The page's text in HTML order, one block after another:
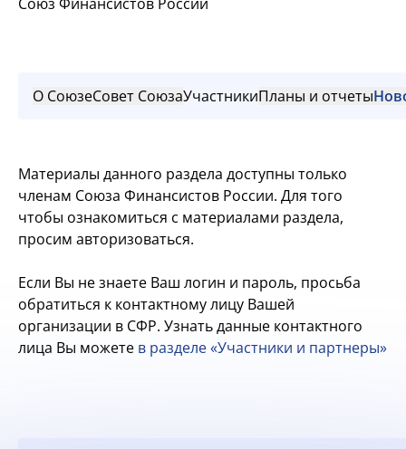
О СоюзеСовет СоюзаУчастникиПланы и отчеты
Материалы данного раздела доступны только
членам Союза Финансистов России. Для того
чтобы ознакомиться с материалами раздела,
просим авторизоваться.
Если Вы не знаете Ваш логин и пароль, просьба
обратиться к контактному лицу Вашей
организации в СФР. Узнать данные контактного
лица Вы можете в разделе «Участники и партнеры»